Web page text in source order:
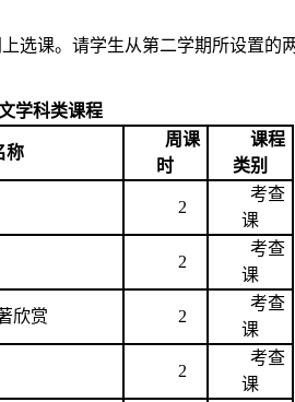
选课。请学生从第二学期所设置的
学科类课程
称
周课
时
课程
类别
2
考查
课
2
考查
课
欣赏 2
考查
课
2
考查
课